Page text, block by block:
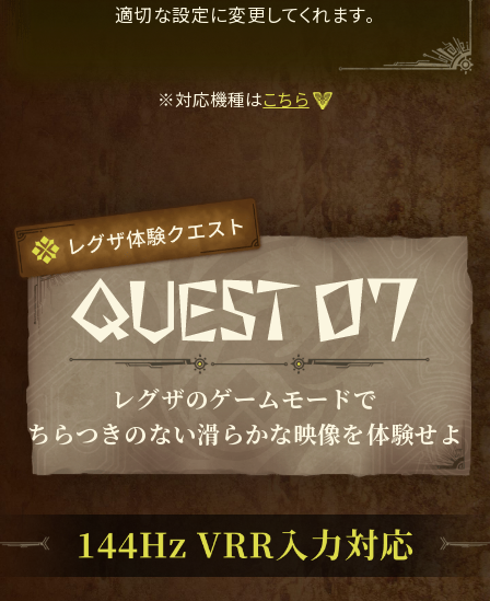
適切な設定に変更してくれます。
※対応機種はこちら
レグザのゲームモードで
ちらつきのない滑らかな映像を体験せよ